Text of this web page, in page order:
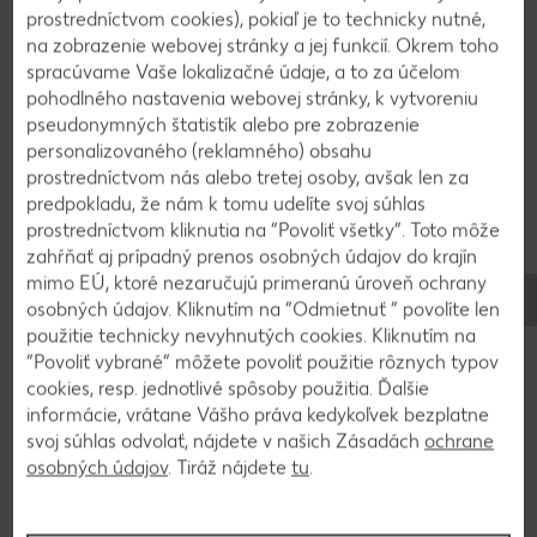
rozšľahaným mliekom. Do medzier ešte dáme po
lyžičke smotanovej nátierky. Pečieme pri 175 °C asi
30 minút. Podávame ešte teplé a poprášené
práškovým cukrom.
Späť na prehľad
prostredníctvom cookies), pokiaľ je to technicky nutné,
na zobrazenie webovej stránky a jej funkcií. Okrem toho
spracúvame Vaše lokalizačné údaje, a to za účelom
pohodlného nastavenia webovej stránky, k vytvoreniu
pseudonymných štatistík alebo pre zobrazenie
personalizovaného (reklamného) obsahu
prostredníctvom nás alebo tretej osoby, avšak len za
predpokladu, že nám k tomu udelíte svoj súhlas
prostredníctvom kliknutia na “Povoliť všetky”. Toto môže
zahŕňať aj prípadný prenos osobných údajov do krajín
mimo EÚ, ktoré nezaručujú primeranú úroveň ochrany
osobných údajov. Kliknutím na “Odmietnuť ” povolíte len
použitie technicky nevyhnutých cookies. Kliknutím na
“Povoliť vybrané” môžete povoliť použitie rôznych typov
cookies, resp. jednotlivé spôsoby použitia. Ďalšie
informácie, vrátane Vášho práva kedykoľvek bezplatne
svoj súhlas odvolať, nájdete v našich Zásadách ochrane
osobných údajov. Tiráž nájdete tu.